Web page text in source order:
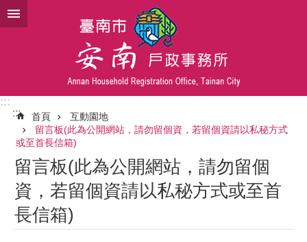
跳到主要內容區塊
:::
:::
首頁
互動園地
留言板(此為公開網站，請勿留個資，若留個資請以私秘方式
或至首長信箱)
留言板(此為公開網站，請勿留個
資，若留個資請以私秘方式或至首
長信箱)